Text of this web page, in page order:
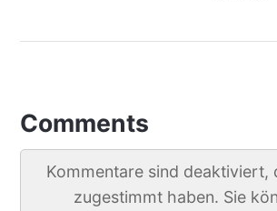
Comments
Kommentare sind deaktiviert,
zugestimmt haben. Sie